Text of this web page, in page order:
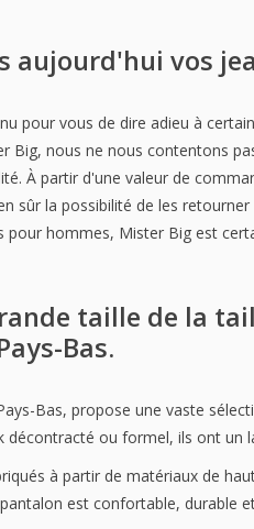
aujourd'hui vos
pour vous de dire adieu à
Big, nous ne nous contentons
À partir d'une valeur de
sûr la possibilité de les
pour hommes, Mister Big est
taille de la
Bas.
Bas, propose une vaste
décontracté ou formel, ils ont un
à partir de matériaux de
est confortable, durable